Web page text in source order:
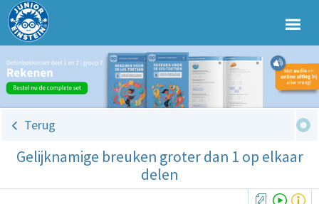
Terug
Gelijknamige breuken groter dan 1 op elkaar
delen